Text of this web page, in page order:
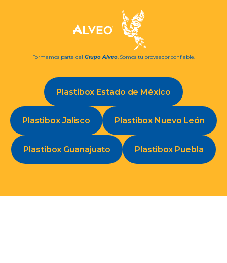
Formamos parte del Grupo Alveo. Somos tu proveedor confiable.
Plastibox Estado de México
Plastibox Jalisco Plastibox Nuevo León
Plastibox Guanajuato Plastibox Puebla